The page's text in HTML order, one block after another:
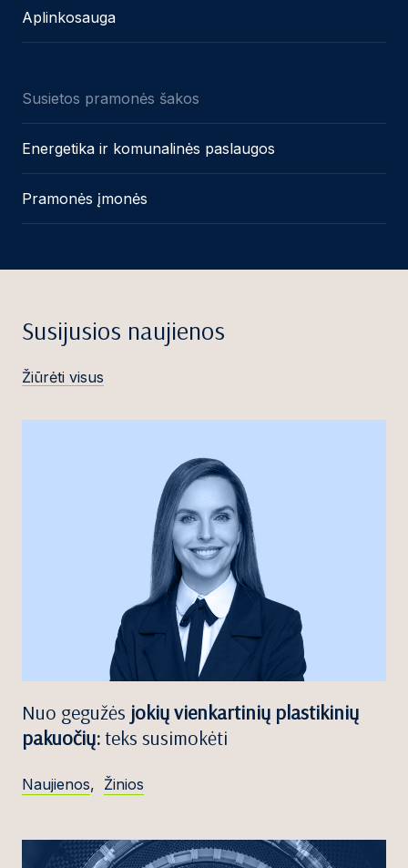
Aplinkosauga
Susietos pramonės šakos
Energetika ir komunalinės paslaugos
Pramonės įmonės
Susijusios naujienos
Žiūrėti visus
Nuo gegužės jokių vienkartinių plastikinių
pakuočių:teks susimokėti
Naujienos, Žinios